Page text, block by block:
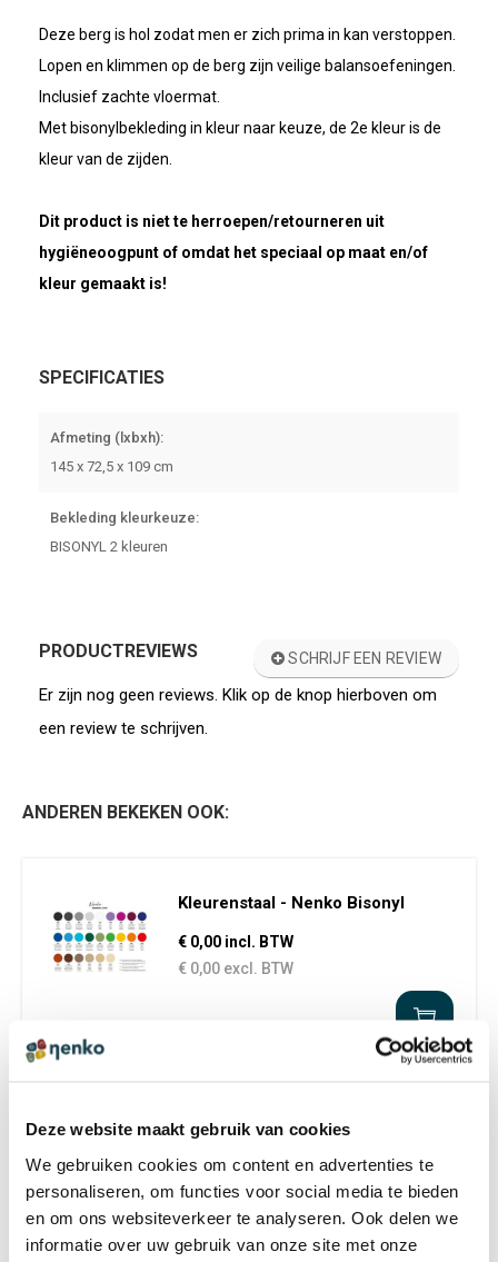
Deze website maakt gebruik van cookies
We gebruiken cookies om content en advertenties te
personaliseren, om functies voor social media te bieden
en om ons websiteverkeer te analyseren. Ook delen we
informatie over uw gebruik van onze site met onze
Deze berg is hol zodat men er zich prima in kan verstoppen.
Lopen en klimmen op de berg zijn veilige balansoefeningen.
Inclusief zachte vloermat.
Met bisonylbekleding in kleur naar keuze, de 2e kleur is de
kleur van de zijden.
Dit product is niet te herroepen/retourneren uit
hygiëneoogpunt of omdat het speciaal op maat en/of
kleur gemaakt is!
SPECIFICATIES
Afmeting (lxbxh):
145 x 72,5 x 109 cm
Bekleding kleurkeuze:
BISONYL 2 kleuren
PRODUCTREVIEWS SCHRIJF EEN REVIEW
Er zijn nog geen reviews. Klik op de knop hierboven om
een review te schrijven.
ANDEREN BEKEKEN OOK:
Kleurenstaal - Nenko Bisonyl
€ 0,00 incl. BTW
€ 0,00 excl. BTW
Hoge trap met tunnel 109 cm -
bisonyl2
€ 1.649,00 incl. BTW
€ 1.362,81 excl. BTW